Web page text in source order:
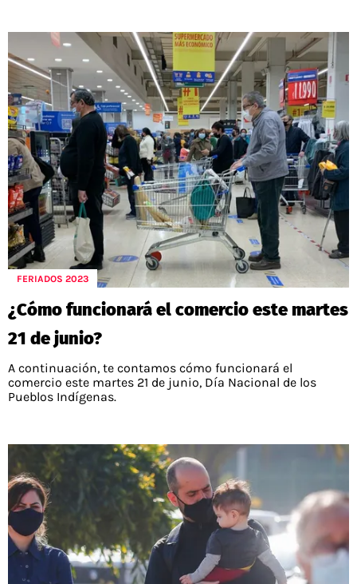
FERIADOS 2023
¿Cómo funcionará el comercio este martes
21 de junio?
A continuación, te contamos cómo funcionará el
comercio este martes 21 de junio, Día Nacional de los
Pueblos Indígenas.